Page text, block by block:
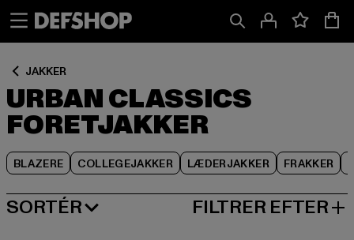
JAKKER
URBAN CLASSICS
FORETJAKKER
BLAZERE COLLEGEJAKKER LÆDERJAKKER FRAKKER
SORTÉR
MEST POPULÆRE FILTRER EFTER